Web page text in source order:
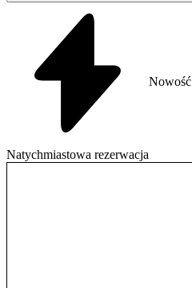
Natychmiastowa rezerwacja